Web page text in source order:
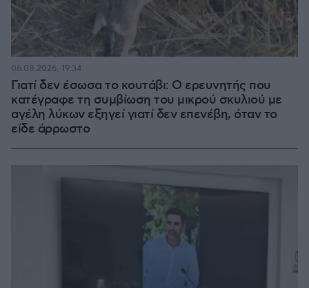
Γιατί δεν έσωσα το κουτάβι: Ο ερευνητής που
κατέγραφε τη συμβίωση του μικρού σκυλιού με
αγέλη λύκων εξηγεί γιατί δεν επενέβη, όταν το
είδε άρρωστο
06.08.2026, 19:34